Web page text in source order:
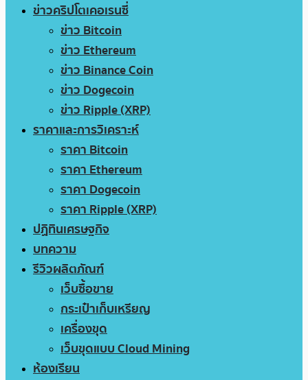
ข่าวคริปโตเคอเรนซี่
ข่าว Bitcoin
ข่าว Ethereum
ข่าว Binance Coin
ข่าว Dogecoin
ข่าว Ripple (XRP)
ราคาและการวิเคราะห์
ราคา Bitcoin
ราคา Ethereum
ราคา Dogecoin
ราคา Ripple (XRP)
ปฏิทินเศรษฐกิจ
บทความ
รีวิวผลิตภัณฑ์
เว็บซื้อขาย
กระเป๋าเก็บเหรียญ
เครื่องขุด
เว็บขุดแบบ Cloud Mining
ห้องเรียน